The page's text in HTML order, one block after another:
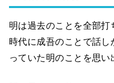
明は過去のことを全部
時代に成吾のことで話し
っていた明のことを思い